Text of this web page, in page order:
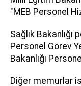
"MEB Personel
Sağlık Bakanlığı
Personel Görev
Bakanlığı
Diğer memurlar